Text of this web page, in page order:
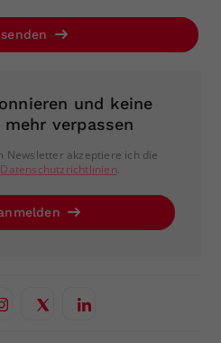
und keine
verpassen
Newsletter akzeptiere ich die
Datenschutzrichtlinien.